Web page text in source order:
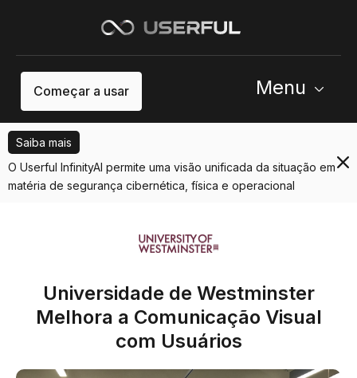
Começar a usar Menu
Saiba mais
O Userful InfinityAI permite uma visão unificada da situação em
matéria de segurança cibernética, física e operacional
Universidade de Westminster
Melhora a Comunicação Visual
com Usuários